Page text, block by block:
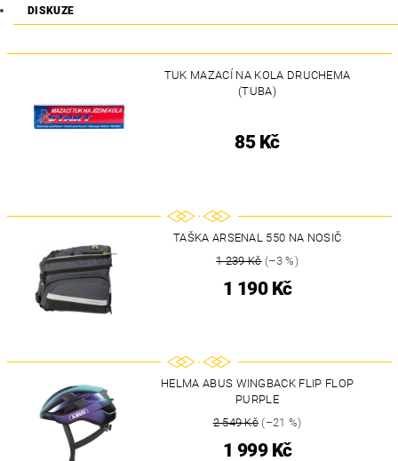
DISKUZE
TUK MAZACÍ NA KOLA DRUCHEMA
(TUBA)
85 Kč
TAŠKA ARSENAL 550 NA NOSIČ
1 239 Kč(–3 %)
1 190 Kč
HELMA ABUS WINGBACK FLIP FLOP
PURPLE
2 549 Kč(–21 %)
1 999 Kč